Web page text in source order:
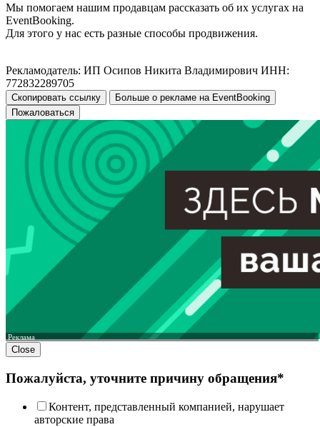
Мы помогаем нашим продавцам рассказать об их услугах на
EventBooking.
Для этого у нас есть разные способы продвижения.
Рекламодатель: ИП Осипов Никита Владимирович ИНН:
772832289705
Скопировать ссылку
Больше о рекламе на EventBooking
Пожаловаться
Реклама
Close
Пожалуйста, уточните причину обращения*
Контент, представленный компанией, нарушает
авторские права